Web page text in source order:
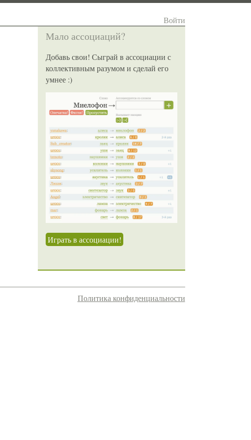
Войти
Мало ассоциаций?
Добавь свои! Сыграй в ассоциации с
коллективным разумом и сделай его
умнее :)
Играть в ассоциации!
Политика конфиденциальности